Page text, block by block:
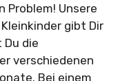
Problem! Unsere
gibt Dir
die
verschiedenen
Bei einem